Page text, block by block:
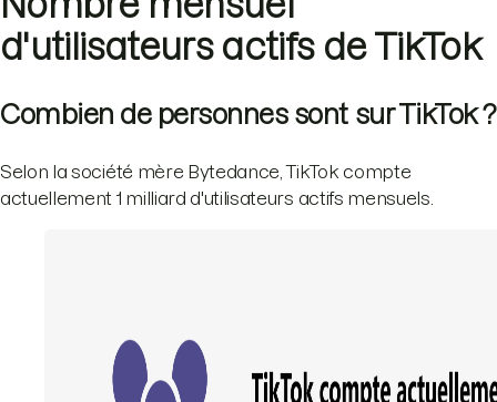
d'utilisateurs actifs de TikTok
Combien de personnes sont sur TikTok ?
Selon la société mère Bytedance, TikTok compte
actuellement 1 milliard d'utilisateurs actifs mensuels.